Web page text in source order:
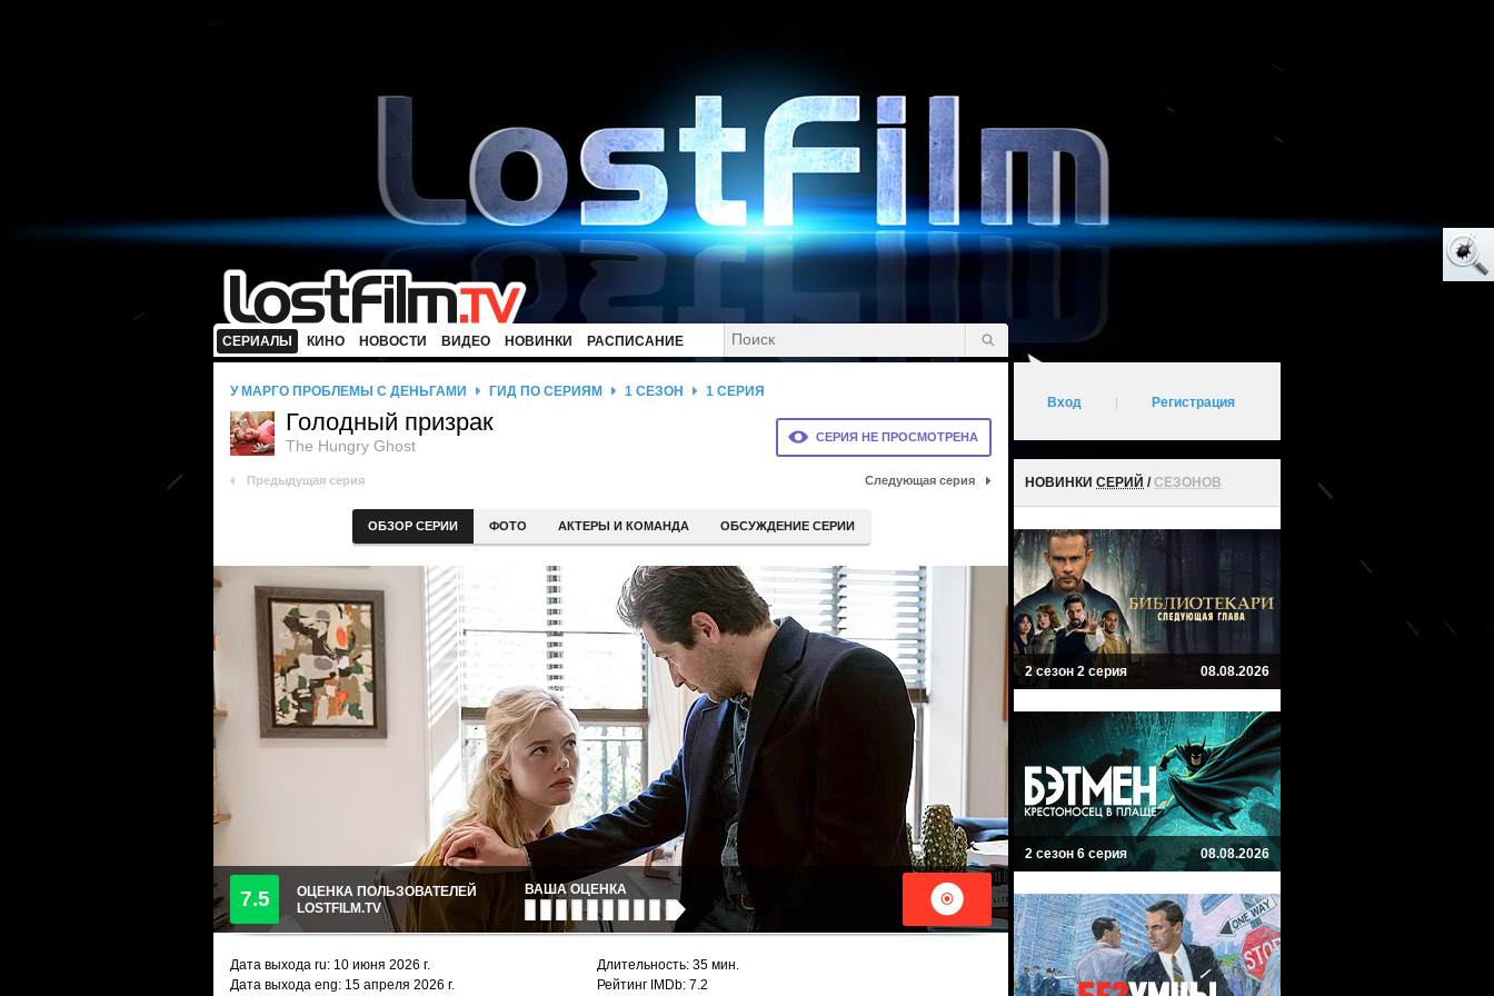
СЕРИАЛЫ КИНО НОВОСТИ ВИДЕО НОВИНКИ РАСПИСАНИЕ
СЕРИЯ НЕ ПРОСМОТРЕНА
У МАРГО ПРОБЛЕМЫ С ДЕНЬГАМИ ГИД ПО СЕРИЯМ 1 СЕЗОН 1 СЕРИЯ
Голодный призрак
The Hungry Ghost
Предыдущая серия Следующая серия
ОБЗОР СЕРИИ ФОТО АКТЕРЫ И КОМАНДА ОБСУЖДЕНИЕ СЕРИИ
7.5
ОЦЕНКА ПОЛЬЗОВАТЕЛЕЙ
LOSTFILM.TV
ВАША ОЦЕНКА
Дата выхода ru: 10 июня 2026 г.
Дата выхода eng: 15 апреля 2026 г.
Длительность: 35 мин.
Рейтинг IMDb: 7.2
Вход Регистрация
НОВИНКИ СЕРИЙ /СЕЗОНОВ
2 сезон 2 серия 08.08.2026
2 сезон 6 серия 08.08.2026